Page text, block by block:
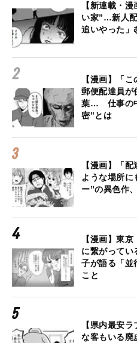
【新連載・
い家”…新人
追いやった」
【漫画】「
郵便配達員が
葉… 仕事の
密”とは
【漫画】「
ような場所に
ー”の異色作
【漫画】東
に繋がって
子が語る「並
こと
【県内最安
な客もいる廃